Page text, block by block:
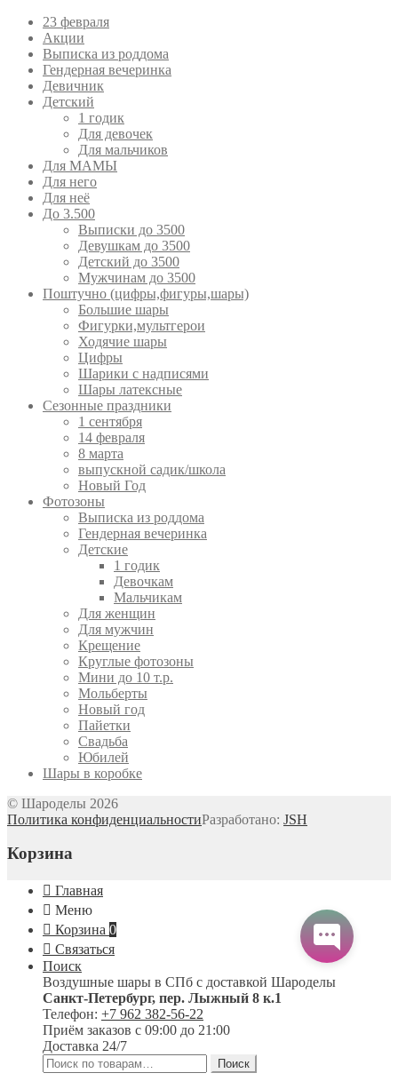
23 февраля
Акции
Выписка из роддома
Гендерная вечеринка
Девичник
Детский
1 годик
Для девочек
Для мальчиков
Для МАМЫ
Для него
Для неё
До 3.500
Выписки до 3500
Девушкам до 3500
Детский до 3500
Мужчинам до 3500
Поштучно (цифры,фигуры,шары)
Большие шары
Фигурки,мультгерои
Ходячие шары
Цифры
Шарики с надписями
Шары латексные
Сезонные праздники
1 сентября
14 февраля
8 марта
выпускной садик/школа
Новый Год
Фотозоны
Выписка из роддома
Гендерная вечеринка
Детские
1 годик
Девочкам
Мальчикам
Для женщин
Для мужчин
Крещение
Круглые фотозоны
Мини до 10 т.р.
Мольберты
Новый год
Пайетки
Свадьба
Юбилей
Шары в коробке
© Шароделы 2026
Политика конфиденциальностиРазработано: JSH
Корзина
Главная
Меню
Корзина 0
Связаться
Поиск
Воздушные шары в СПб с доставкой Шароделы
Санкт-Петербург, пер. Лыжный 8 к.1
Телефон: +7 962 382-56-22
Приём заказов с 09:00 до 21:00
Доставка 24/7
Искать:
Поиск